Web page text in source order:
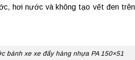
hơi nước và không tạo vết đen trên
bánh xe xe đẩy hàng nhựa PA 150×51